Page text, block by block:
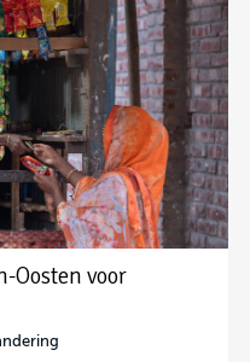
Oosten voor